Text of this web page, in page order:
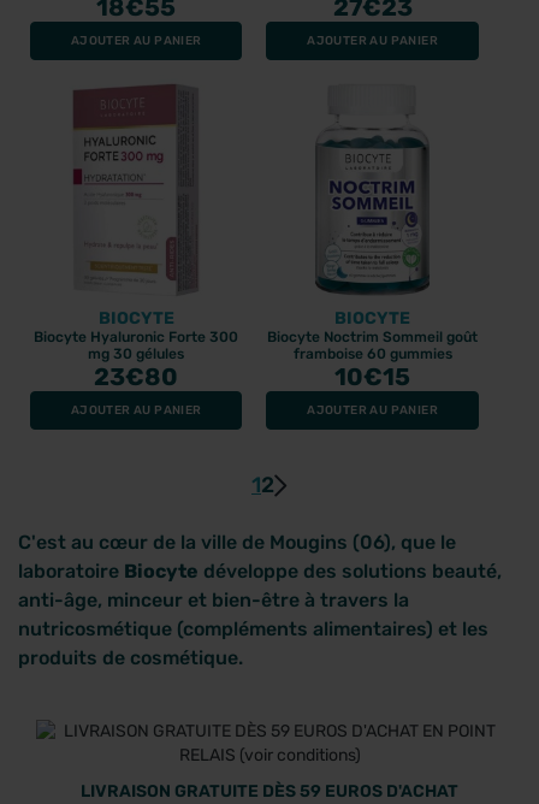
18€55
AJOUTER AU PANIER
27€23
AJOUTER AU PANIER
BIOCYTE
Biocyte Hyaluronic Forte 300
mg 30 gélules
23€80
AJOUTER AU PANIER
BIOCYTE
Biocyte Noctrim Sommeil goût
framboise 60 gummies
10€15
AJOUTER AU PANIER
12
C'est au cœur de la ville de Mougins (06), que le
laboratoire Biocyte développe des solutions beauté,
anti-âge, minceur et bien-être à travers la
nutricosmétique (compléments alimentaires) et les
produits de cosmétique.
LIVRAISON GRATUITE DÈS 59 EUROS D'ACHAT